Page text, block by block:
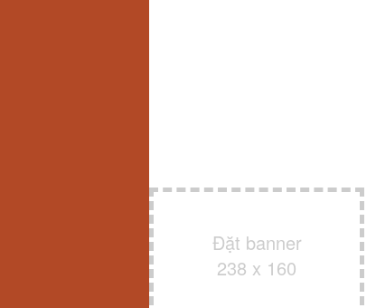
Đặt banner
238 x 160